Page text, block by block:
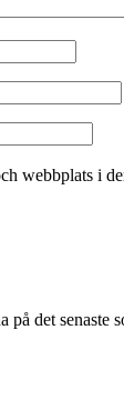
webbplats i
på det